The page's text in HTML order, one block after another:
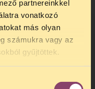
partnereinkkel
vonatkozó
más olyan
számukra vagy az
gyűjtöttek.
levél
olvasható.